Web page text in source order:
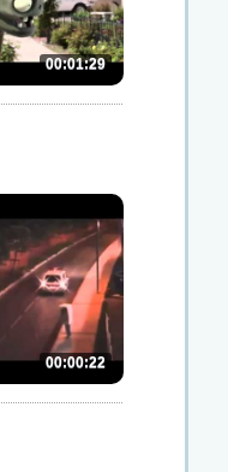
00:01:29
00:00:22